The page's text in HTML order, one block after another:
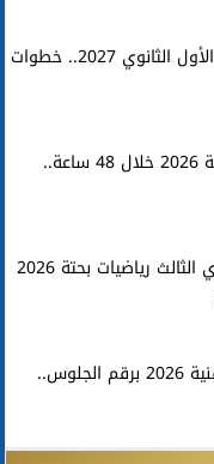
رابط تقديم الصف الأول الثانوي 2027.. خطوات
نتيجة الثانوية العامة 2026 خلال 48 ساعة..
النموذج الاسترشادي الثالث رياضيات بحتة 2026
نتيجة الدبلومات الفنية 2026 برقم الجلوس..